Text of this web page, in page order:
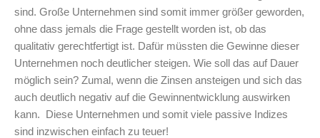
sind. Große Unternehmen sind somit immer größer geworden,
ohne dass jemals die Frage gestellt worden ist, ob das
qualitativ gerechtfertigt ist. Dafür müssten die Gewinne dieser
Unternehmen noch deutlicher steigen. Wie soll das auf Dauer
möglich sein? Zumal, wenn die Zinsen ansteigen und sich das
auch deutlich negativ auf die Gewinnentwicklung auswirken
kann. Diese Unternehmen und somit viele passive Indizes
sind inzwischen einfach zu teuer!